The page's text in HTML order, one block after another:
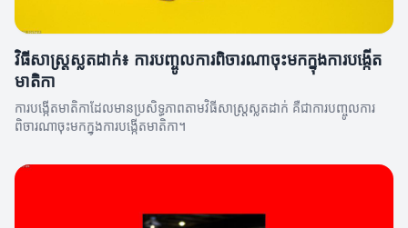
វិធីសាស្រ្តស្លតដាក់៖ ការបញ្ចូលការពិចារណាចុះមកក្នុងការបង្កើត
មាតិកា
ការបង្កើតមាតិកាដែលមានប្រសិទ្ធភាពតាមវិធីសាស្រ្តស្លតដាក់ គឺជាការបញ្ចូលការ
ពិចារណាចុះមកក្នុងការបង្កើតមាតិកា។